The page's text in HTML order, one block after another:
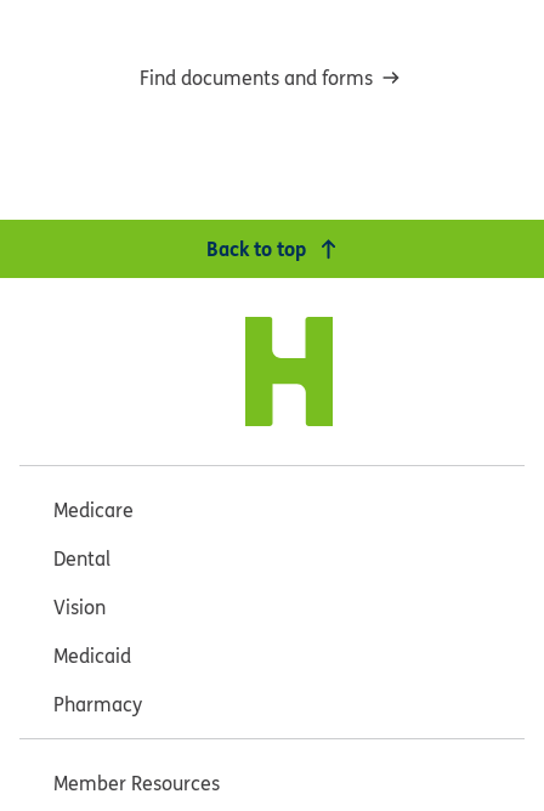
Find documents and forms
Back to top
Medicare
Dental
Vision
Medicaid
Pharmacy
Member Resources